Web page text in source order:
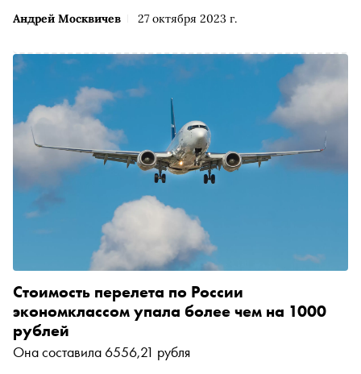
Андрей Москвичев 27 октября 2023 г.
Стоимость перелета по России
экономклассом упала более чем на 1000
рублей
Она составила 6556,21 рубля